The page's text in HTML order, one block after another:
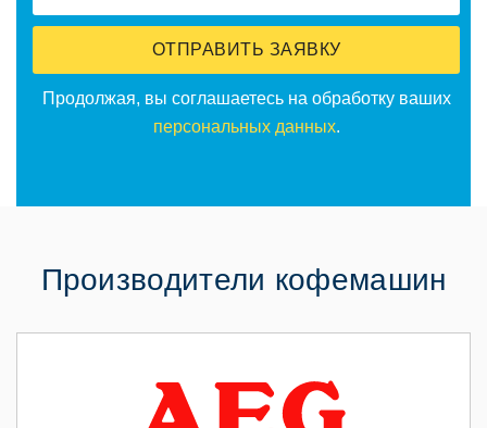
ОТПРАВИТЬ ЗАЯВКУ
Продолжая, вы соглашаетесь на обработку ваших
персональных данных.
Производители кофемашин